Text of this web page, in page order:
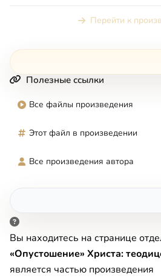
Перейти к
Полезные ссылки
Все файлы произведения
Этот файл в произведении
Все произведения автора
Вы находитесь на странице
«Опустошение» Христа:
является частью произведения